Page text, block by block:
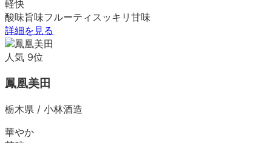
軽快
酸味旨味フルーティ スッキリ 甘味
詳細を見る
人気 9位
鳳凰美田
栃木県 / 小林酒造
華やか